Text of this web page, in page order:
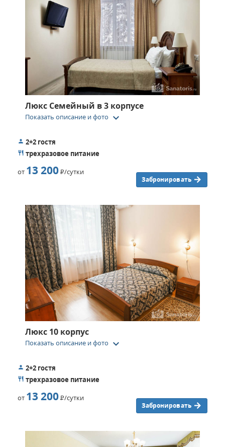
Люкс Семейный в 3 корпусе
Показать описание и фото keyboard_arrow_down
2+2 гостя
трехразовое питание
от 13 200Р/сутки
Забронировать
Люкс 10 корпус
Показать описание и фото keyboard_arrow_down
2+2 гостя
трехразовое питание
от 13 200Р/сутки
Забронировать